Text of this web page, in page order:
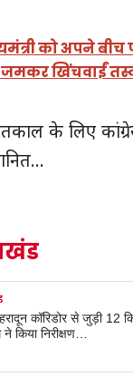
को अपने बीच
जमकर खिंचवाईं
कॉरिडोर से जुड़ी 12
किया निरीक्षण…